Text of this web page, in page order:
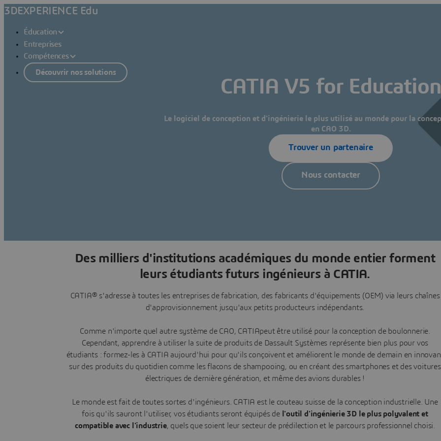
3DEXPERIENCE Edu
Éducation
Entreprises
Compétences
Découvrir nos solutions
CATIA V5 for Education
Le logiciel de conception et d'ingénierie le plus utilisé au monde pour la
en CAO 3D.
Trouver un partenaire
Nous contacter
Des milliers d'institutions académiques du monde entier forment
leurs étudiants futurs ingénieurs à CATIA.
CATIA® s'adresse à toutes les entreprises de fabrication, des fabricants d'équipements (OEM) via leurs chaînes
d'approvisionnement jusqu'aux petits producteurs indépendants.
Comme n'importe quel autre système de CAO, CATIA​​peut être utilisé pour la conception de boulonnerie.
Cependant, apprendre à utiliser la suite de produits de Dassault Systèmes représente bien plus pour vos
étudiants : formez-les à CATIA aujourd'hui pour qu'ils conçoivent et améliorent le monde de demain en
sur des produits du quotidien comme les flacons de shampooing, ou en créant des smartphones et des voitures
électriques de dernière génération, et même des avions durables !
Le monde est fait de toutes sortes d'ingénieurs. CATIA est le couteau suisse de la conception industrielle. Une
fois qu'ils sauront l'utiliser, vos étudiants seront équipés de l'outil d'ingénierie 3D le plus polyvalent et
compatible avec l'industrie, quels que soient leur secteur de prédilection et le parcours professionnel choisi.